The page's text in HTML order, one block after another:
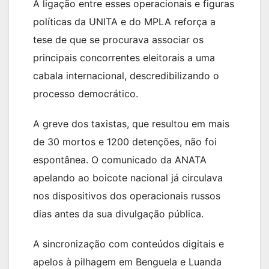
A ligação entre esses operacionais e figuras
políticas da UNITA e do MPLA reforça a
tese de que se procurava associar os
principais concorrentes eleitorais a uma
cabala internacional, descredibilizando o
processo democrático.
A greve dos taxistas, que resultou em mais
de 30 mortos e 1200 detenções, não foi
espontânea. O comunicado da ANATA
apelando ao boicote nacional já circulava
nos dispositivos dos operacionais russos
dias antes da sua divulgação pública.
A sincronização com conteúdos digitais e
apelos à pilhagem em Benguela e Luanda